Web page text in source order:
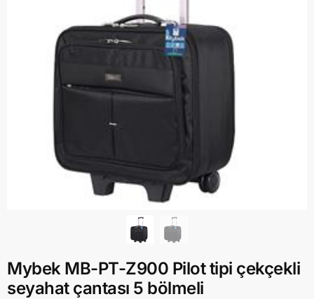
Mybek MB-PT-Z900 Pilot tipi çekçekli
seyahat çantası 5 bölmeli